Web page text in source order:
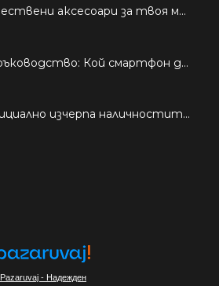
Търсиш качествени аксесоари за твоя модел? Как правилно да защитим новия си смартфон: Ръководство за аксесоари през 2026 г.
Подробно ръководство: Кой смартфон да купиш през 2026 г.?
OnePlus официално изчерпа наличностите си от телефони на основни пазари
Pazaruvaj - Надежден